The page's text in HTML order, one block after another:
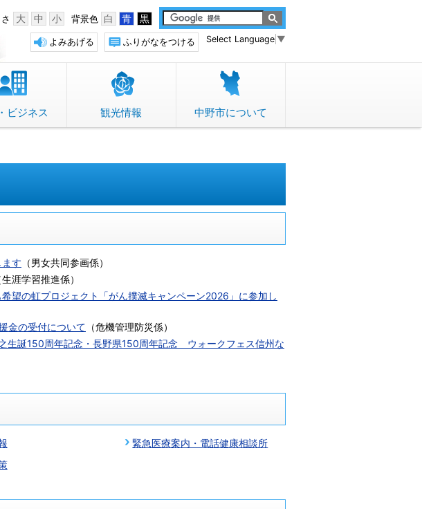
背景色 白 青 黒
大 中 小
Select Language ▼
ふりがなをつける
よみあげる
ビジネス 観光情報 中野市について
す （男女共同参画係）
生涯学習推進係）
望の虹プロジェクト「がん撲滅キャンペーン2026」に参加し
金の受付について （危機管理防災係）
之生誕150周年記念・長野県150周年記念 ウォークフェス信州な
緊急医療案内・電話健康相談所